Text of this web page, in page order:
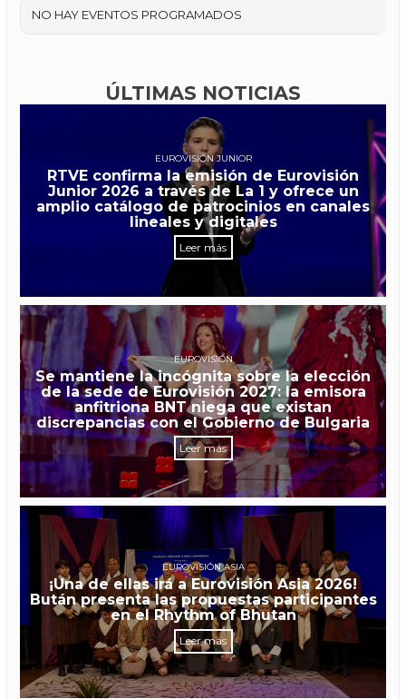
NO HAY EVENTOS PROGRAMADOS
ÚLTIMAS NOTICIAS
EUROVISIÓN JUNIOR
RTVE confirma la emisión de Eurovisión
Junior 2026 a través de La 1 y ofrece un
amplio catálogo de patrocinios en canales
lineales y digitales
Leer más
EUROVISIÓN
Se mantiene la incógnita sobre la elección
de la sede de Eurovisión 2027: la emisora
anfitriona BNT niega que existan
discrepancias con el Gobierno de Bulgaria
Leer más
EUROVISIÓN ASIA
¡Una de ellas irá a Eurovisión Asia 2026!
Bután presenta las propuestas participantes
en el Rhythm of Bhutan
Leer más